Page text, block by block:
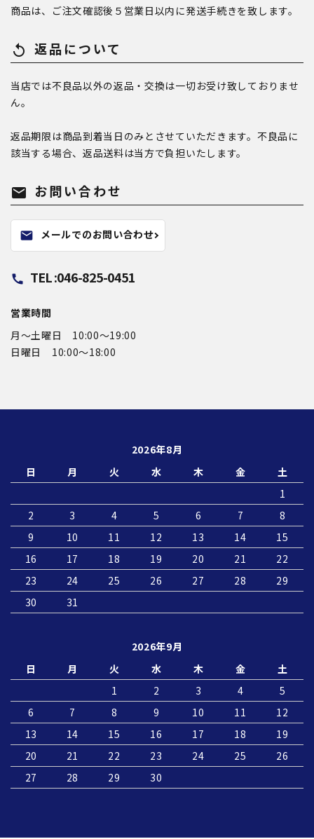
商品は、ご注文確認後５営業日以内に発送手続きを致します。
replay 返品について
当店では不良品以外の返品・交換は一切お受け致しておりませ
ん。
返品期限は商品到着当日のみとさせていただきます。不良品に
該当する場合、返品送料は当方で負担いたします。
mail お問い合わせ
mail メールでのお問い合わせ
call TEL :046-825-0451
営業時間
月〜土曜日 10:00～19:00
日曜日 10:00〜18:00
2026年8月
日
月 火 水 木 金
土
1
2
3 4 5 6 7
8
9
10 11 12 13 14
15
16
17 18 19 20 21
22
23
24 25 26 27 28
29
30
31
2026年9月
日
月 火 水 木 金
土
1
2 3 4
5
6
7 8 9 10 11
12
13
14 15 16 17 18
19
20
21 22 23 24 25
26
27
28 29 30